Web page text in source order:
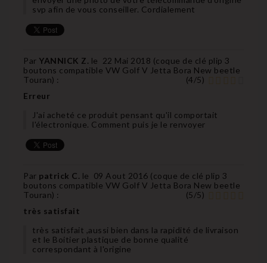
svp afin de vous conseiller. Cordialement
Par YANNICK Z. le 22 Mai 2018 (coque de clé plip 3
boutons compatible VW Golf V Jetta Bora New beetle
Touran) : (4/5)
Erreur
J'ai acheté ce produit pensant qu'il comportait
l'électronique. Comment puis je le renvoyer
Par patrick C. le 09 Aout 2016 (coque de clé plip 3
boutons compatible VW Golf V Jetta Bora New beetle
Touran) : (5/5)
très satisfait
très satisfait ,aussi bien dans la rapidité de livraison
et le Boitier plastique de bonne qualité
correspondant à l'origine